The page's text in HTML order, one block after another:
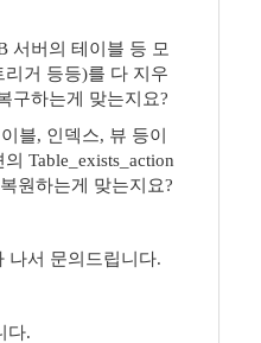
서버의 테이블 등 모
거 등등)를 다 지우
구하는게 맞는지요?
블, 인덱스, 뷰 등이
Table_exists_action
원하는게 맞는지요?
나서 문의드립니다.
다.